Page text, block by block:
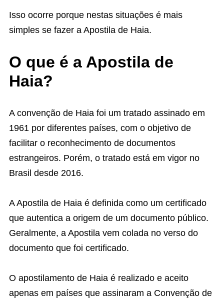
Isso ocorre porque nestas situações é mais
simples se fazer a Apostila de Haia.
O que é a Apostila de
Haia?
A convenção de Haia foi um tratado assinado em
1961 por diferentes países, com o objetivo de
facilitar o reconhecimento de documentos
estrangeiros. Porém, o tratado está em vigor no
Brasil desde 2016.
A Apostila de Haia é definida como um certificado
que autentica a origem de um documento público.
Geralmente, a Apostila vem colada no verso do
documento que foi certificado.
O apostilamento de Haia é realizado e aceito
apenas em países que assinaram a Convenção de